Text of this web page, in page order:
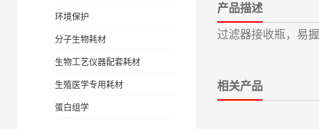
环境保护
分子生物耗材
生物工艺仪器配套耗材
生殖医学专用耗材
蛋白组学
产品描述
过滤器接收瓶，易
相关产品